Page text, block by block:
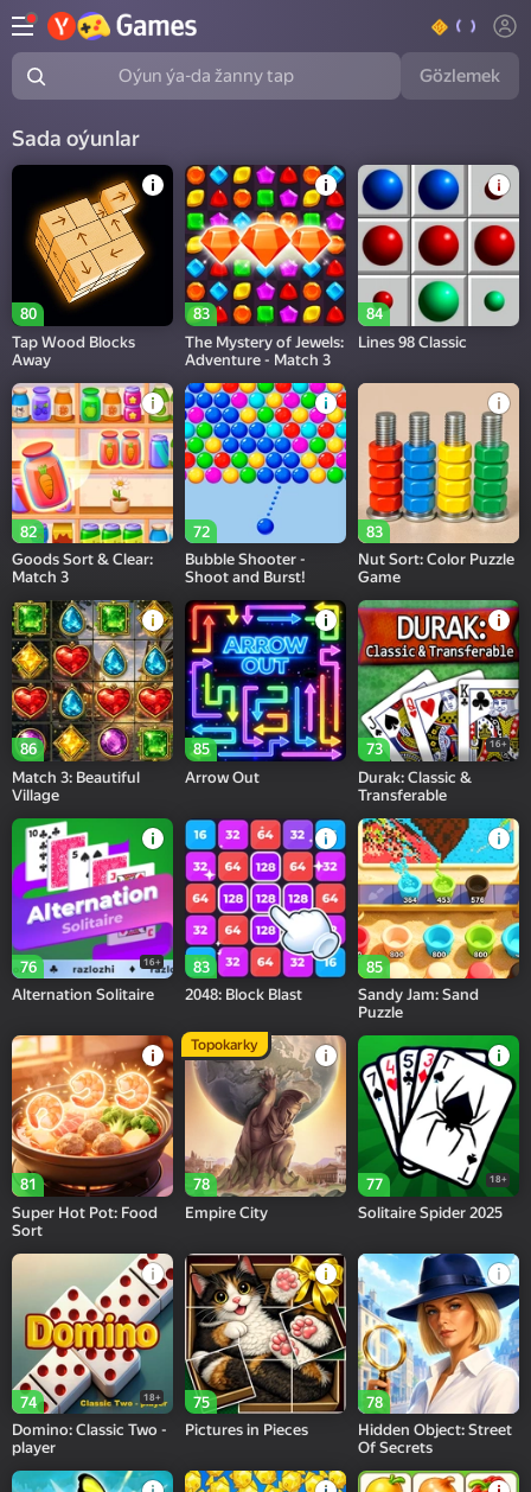
Oýun ýa-da žanny tap Gözlemek
Sada oýunlar
80
Tap Wood Blocks
Away
83
The Mystery of Jewels:
Adventure - Match 3
84
Lines 98 Classic
82
Goods Sort & Clear:
Match 3
72
Bubble Shooter -
Shoot and Burst!
83
Nut Sort: Color Puzzle
Game
86
Match 3: Beautiful
Village
85
Arrow Out
73 16+
Durak: Classic &
Transferable
76 16+
Alternation Solitaire
83
2048: Block Blast
85
Sandy Jam: Sand
Puzzle
81
Super Hot Pot: Food
Sort
78
Topokarky
Empire City
77 18+
Solitaire Spider 2025
74 18+
Domino: Classic Two -
player
75
Pictures in Pieces
78
Hidden Object: Street
Of Secrets